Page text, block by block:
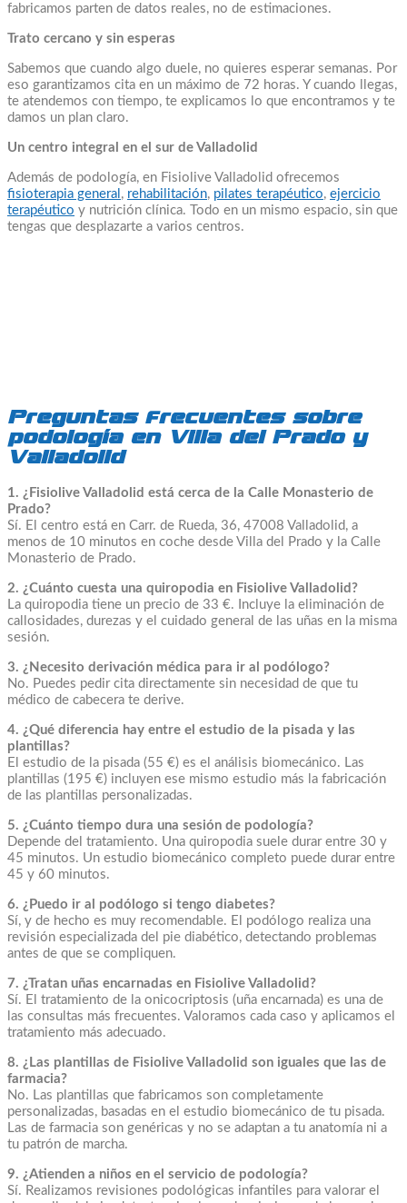
fabricamos parten de datos reales, no de estimaciones.
Trato cercano y sin esperas
Sabemos que cuando algo duele, no quieres esperar semanas. Por
eso garantizamos cita en un máximo de 72 horas. Y cuando llegas,
te atendemos con tiempo, te explicamos lo que encontramos y te
damos un plan claro.
Un centro integral en el sur de Valladolid
Además de podología, en Fisiolive Valladolid ofrecemos
fisioterapia general , rehabilitación, pilates terapéutico, ejercicio
terapéutico y nutrición clínica. Todo en un mismo espacio, sin que
tengas que desplazarte a varios centros.
Preguntas frecuentes sobre
podología en Villa del Prado y
Valladolid
1. ¿Fisiolive Valladolid está cerca de la Calle Monasterio de
Prado?
Sí. El centro está en Carr. de Rueda, 36, 47008 Valladolid, a
menos de 10 minutos en coche desde Villa del Prado y la Calle
Monasterio de Prado.
2. ¿Cuánto cuesta una quiropodia en Fisiolive Valladolid?
La quiropodia tiene un precio de 33 €. Incluye la eliminación de
callosidades, durezas y el cuidado general de las uñas en la misma
sesión.
3. ¿Necesito derivación médica para ir al podólogo?
No. Puedes pedir cita directamente sin necesidad de que tu
médico de cabecera te derive.
4. ¿Qué diferencia hay entre el estudio de la pisada y las
plantillas?
El estudio de la pisada (55 €) es el análisis biomecánico. Las
plantillas (195 €) incluyen ese mismo estudio más la fabricación
de las plantillas personalizadas.
5. ¿Cuánto tiempo dura una sesión de podología?
Depende del tratamiento. Una quiropodia suele durar entre 30 y
45 minutos. Un estudio biomecánico completo puede durar entre
45 y 60 minutos.
6. ¿Puedo ir al podólogo si tengo diabetes?
Sí, y de hecho es muy recomendable. El podólogo realiza una
revisión especializada del pie diabético, detectando problemas
antes de que se compliquen.
7. ¿Tratan uñas encarnadas en Fisiolive Valladolid?
Sí. El tratamiento de la onicocriptosis (uña encarnada) es una de
las consultas más frecuentes. Valoramos cada caso y aplicamos el
tratamiento más adecuado.
8. ¿Las plantillas de Fisiolive Valladolid son iguales que las de
farmacia?
No. Las plantillas que fabricamos son completamente
personalizadas, basadas en el estudio biomecánico de tu pisada.
Las de farmacia son genéricas y no se adaptan a tu anatomía ni a
tu patrón de marcha.
9. ¿Atienden a niños en el servicio de podología?
Sí. Realizamos revisiones podológicas infantiles para valorar el